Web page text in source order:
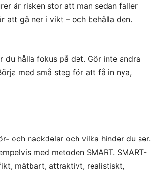
är risken stor att man sedan faller
att gå ner i vikt – och behålla den.
hålla fokus på det. Gör inte andra
med små steg för att få in nya,
och nackdelar och vilka hinder du ser.
med metoden SMART. SMART-
mätbart, attraktivt, realistiskt,